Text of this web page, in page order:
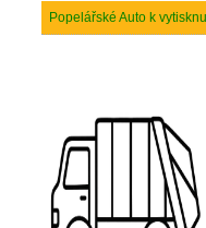
Popelářské Auto k